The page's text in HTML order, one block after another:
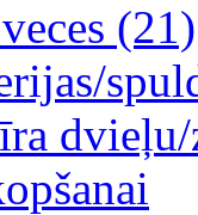
(21)